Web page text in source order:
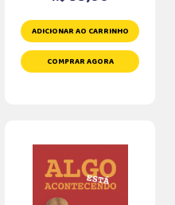
ADICIONAR AO CARRINHO
COMPRAR AGORA